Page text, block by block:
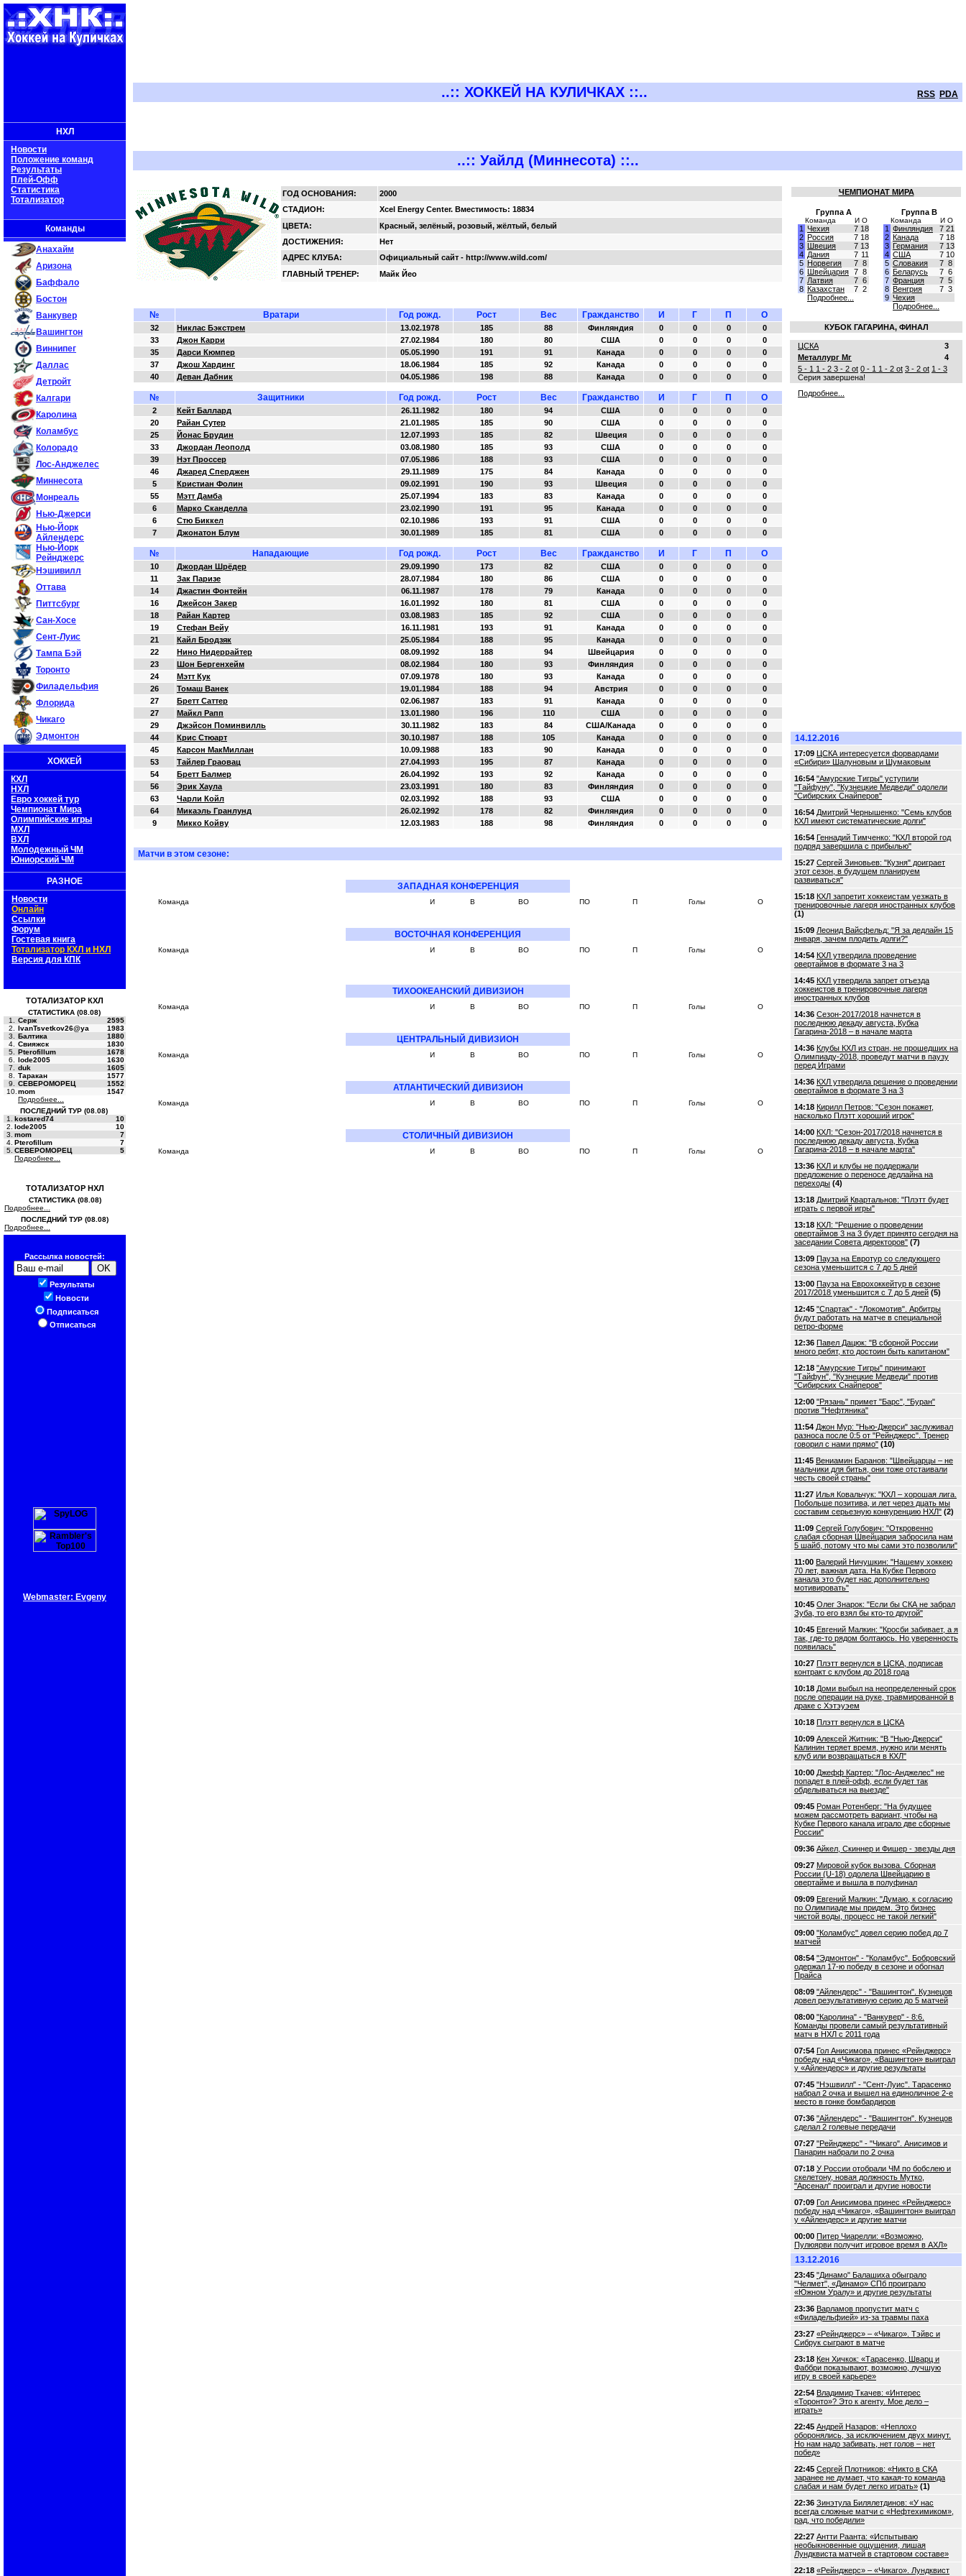
НХЛ
Новости
Положение команд
Результаты
Плей-Офф
Статистика
Тотализатор
Команды
Анахайм
Аризона
Баффало
Бостон
Ванкувер
Вашингтон
Виннипег
Даллас
Детройт
Калгари
Каролина
Коламбус
Колорадо
Лос-Анджелес
Миннесота
Монреаль
Нью-Джерси
Нью-Йорк
Айлендерс
Нью-Йорк
Рейнджерс
Нэшивилл
Оттава
Питтсбург
Сан-Хосе
Сент-Луис
Тампа Бэй
Торонто
Филадельфия
Флорида
Чикаго
Эдмонтон
ХОККЕЙ
КХЛ
НХЛ
Евро хоккей тур
Чемпионат Мира
Олимпийские игры
МХЛ
ВХЛ
Молодежный ЧМ
Юниорский ЧМ
РАЗНОЕ
Новости
Онлайн
Ссылки
Форум
Гостевая книга
Тотализатор КХЛ и НХЛ
Версия для КПК
ТОТАЛИЗАТОР КХЛ
СТАТИСТИКА (08.08)
1.
Серж
2595
2.
IvanTsvetkov26@ya
1983
3.
Балтика
1880
4.
Свияжск
1830
5.
Pterofillum
1678
6.
lode2005
1630
7.
duk
1605
8.
Таракан
1577
9.
СЕВЕРОМОРЕЦ
1552
10. mom
1547
Подробнее...
ПОСЛЕДНИЙ ТУР (08.08)
1.
kostared74
10
2. lode2005
10
3. mom
7
4. Pterofillum
7
5. СЕВЕРОМОРЕЦ
5
Подробнее...
ТОТАЛИЗАТОР НХЛ
СТАТИСТИКА (08.08)
Подробнее...
ПОСЛЕДНИЙ ТУР (08.08)
Подробнее...
Рассылка новостей:
Результаты
Новости
Подписаться
Отписаться
Webmaster: Evgeny
..:: ХОККЕЙ НА КУЛИЧКАХ ::.. RSS PDA
..:: Уайлд (Миннесота) ::..
ГОД ОСНОВАНИЯ:
2000
СТАДИОН:
Xcel Energy Center. Вместимость: 18834
ЦВЕТА:
Красный, зелёный, розовый, жёлтый, белый
ДОСТИЖЕНИЯ:
Нет
АДРЕС КЛУБА:
Официальный сайт - http://www.wild.com/
ГЛАВНЫЙ ТРЕНЕР:
Майк Йео
№ Вратари Год рожд. Рост Вес Гражданство И Г П О
32 Никлас Бэкстрем 13.02.1978 185 88 Финляндия 0 0 0
0
33
Джон Карри 27.02.1984 180 80 США 0 0 0
0
35
Дарси Кюмпер 05.05.1990 191 91 Канада 0 0 0
0
37
Джош Хардинг 18.06.1984 185 92 Канада 0 0 0
0
40
Деван Дабник 04.05.1986 198 88 Канада 0 0 0 0
№ Защитники Год рожд. Рост Вес Гражданство И Г П О
2 Кейт Баллард 26.11.1982 180 94 США 0 0 0
0
20
Райан Сутер 21.01.1985 185 90 США 0 0 0
0
25
Йонас Брудин 12.07.1993 185 82 Швеция 0 0 0
0
33
Джордан Леополд 03.08.1980 185 93 США 0 0 0
0
39
Нэт Проссер 07.05.1986 188 93 США 0 0 0
0
46
Джаред Сперджен 29.11.1989 175 84 Канада 0 0 0
0
5
Кристиан Фолин 09.02.1991 190 93 Швеция 0 0 0
0
55
Мэтт Дамба 25.07.1994 183 83 Канада 0 0 0
0
6
Марко Сканделла 23.02.1990 191 95 Канада 0 0 0
0
6
Стю Биккел 02.10.1986 193 91 США 0 0 0
0
7
Джонатон Блум 30.01.1989 185 81 США 0 0 0 0
№ Нападающие Год рожд. Рост Вес Гражданство И Г П О
10 Джордан Шрёдер 29.09.1990 173 82 США 0 0 0
0
11
Зак Паризе 28.07.1984 180 86 США 0 0 0
0
14
Джастин Фонтейн 06.11.1987 178 79 Канада 0 0 0
0
16
Джейсон Закер 16.01.1992 180 81 США 0 0 0
0
18
Райан Картер 03.08.1983 185 92 США 0 0 0
0
19
Стефан Вейу 16.11.1981 193 91 Канада 0 0 0
0
21
Кайл Бродзяк 25.05.1984 188 95 Канада 0 0 0
0
22
Нино Нидеррайтер 08.09.1992 188 94 Швейцария 0 0 0
0
23
Шон Бергенхейм 08.02.1984 180 93 Финляндия 0 0 0
0
24
Мэтт Кук 07.09.1978 180 93 Канада 0 0 0
0
26
Томаш Ванек 19.01.1984 188 94 Австрия 0 0 0
0
27
Бретт Саттер 02.06.1987 183 91 Канада 0 0 0
0
27
Майкл Рапп 13.01.1980 196 110 США 0 0 0
0
29
Джэйсон Поминвилль 30.11.1982 183 84 США/Канада 0 0 0
0
44
Крис Стюарт 30.10.1987 188 105 Канада 0 0 0
0
45
Карсон МакМиллан 10.09.1988 183 90 Канада 0 0 0
0
53
Тайлер Граовац 27.04.1993 195 87 Канада 0 0 0
0
54
Бретт Балмер 26.04.1992 193 92 Канада 0 0 0
0
56
Эрик Хаула 23.03.1991 180 83 Финляндия 0 0 0
0
63
Чарли Койл 02.03.1992 188 93 США 0 0 0
0
64
Микаэль Гранлунд 26.02.1992 178 82 Финляндия 0 0 0
0
9
Микко Койву 12.03.1983 188 98 Финляндия 0 0 0 0
Матчи в этом сезоне:
ЗАПАДНАЯ КОНФЕРЕНЦИЯ
Команда И В ВО ПО П Голы О
ВОСТОЧНАЯ КОНФЕРЕНЦИЯ
Команда И В ВО ПО П Голы О
ТИХООКЕАНСКИЙ ДИВИЗИОН
Команда И В ВО ПО П Голы О
ЦЕНТРАЛЬНЫЙ ДИВИЗИОН
Команда И В ВО ПО П Голы О
АТЛАНТИЧЕСКИЙ ДИВИЗИОН
Команда И В ВО ПО П Голы О
СТОЛИЧНЫЙ ДИВИЗИОН
Команда И В ВО ПО П Голы О
ЧЕМПИОНАТ МИРА
Группа A
Команда И О
1 Чехия 7 18
2 Россия 7 18
3 Швеция 7 13
4 Дания 7 11
5 Норвегия 7 8
6 Швейцария 7 8
7 Латвия 7 6
8 Казахстан 7 2
Подробнее...
Группа B
Команда И О
1 Финляндия 7 21
2 Канада 7 18
3 Германия 7 13
4 США 7 10
5 Словакия 7 8
6 Беларусь 7 6
7 Франция 7 5
8 Венгрия 7 3
9 Чехия
Подробнее...
КУБОК ГАГАРИНА, ФИНАЛ
ЦСКА
3
Металлург Мг
4
5 - 1 1 - 2 3 - 2 ot 0 - 1 1 - 2 ot 3 - 2 ot 1 - 3
Серия завершена!
Подробнее...
14.12.2016
17:09 ЦСКА интересуется форвардами
«Сибири» Шалуновым и Шумаковым
16:54 "Амурские Тигры" уступили
"Тайфуну", "Кузнецкие Медведи" одолели
"Сибирских Снайперов"
16:54 Дмитрий Чернышенко: "Семь клубов
КХЛ имеют систематические долги"
16:54 Геннадий Тимченко: "КХЛ второй год
подряд завершила с прибылью"
15:27 Сергей Зиновьев: "Кузня" доиграет
этот сезон, в будущем планируем
развиваться"
15:18 КХЛ запретит хоккеистам уезжать в
тренировочные лагеря иностранных клубов
(1)
15:09 Леонид Вайсфельд: "Я за дедлайн 15
января, зачем плодить долги?"
14:54 КХЛ утвердила проведение
овертаймов в формате 3 на 3
14:45 КХЛ утвердила запрет отъезда
хоккеистов в тренировочные лагеря
иностранных клубов
14:36 Сезон-2017/2018 начнется в
последнюю декаду августа, Кубка
Гагарина-2018 – в начале марта
14:36 Клубы КХЛ из стран, не прошедших на
Олимпиаду-2018, проведут матчи в паузу
перед Играми
14:36 КХЛ утвердила решение о проведении
овертаймов в формате 3 на 3
14:18 Кирилл Петров: "Сезон покажет,
насколько Плэтт хороший игрок"
14:00 КХЛ: "Сезон-2017/2018 начнется в
последнюю декаду августа, Кубка
Гагарина-2018 – в начале марта"
13:36 КХЛ и клубы не поддержали
предложение о переносе дедлайна на
переходы (4)
13:18 Дмитрий Квартальнов: "Плэтт будет
играть с первой игры"
13:18 КХЛ: "Решение о проведении
овертаймов 3 на 3 будет принято сегодня на
заседании Совета директоров" (7)
13:09 Пауза на Евротур со следующего
сезона уменьшится с 7 до 5 дней
13:00 Пауза на Еврохоккейтур в сезоне
2017/2018 уменьшится с 7 до 5 дней (5)
12:45 "Спартак" - "Локомотив". Арбитры
будут работать на матче в специальной
ретро-форме
12:36 Павел Дацюк: "В сборной России
много ребят, кто достоин быть капитаном"
12:18 "Амурские Тигры" принимают
"Тайфун", "Кузнецкие Медведи" против
"Сибирских Снайперов"
12:00 "Рязань" примет "Барс", "Буран"
против "Нефтяника"
11:54 Джон Мур: "Нью-Джерси" заслуживал
разноса после 0:5 от "Рейнджерс". Тренер
говорил с нами прямо" (10)
11:45 Вениамин Баранов: "Швейцарцы – не
мальчики для битья, они тоже отстаивали
честь своей страны"
11:27 Илья Ковальчук: "КХЛ – хорошая лига.
Побольше позитива, и лет через дцать мы
составим серьезную конкуренцию НХЛ" (2)
11:09 Сергей Голубович: "Откровенно
слабая сборная Швейцария забросила нам
5 шайб, потому что мы сами это позволили"
11:00 Валерий Ничушкин: "Нашему хоккею
70 лет, важная дата. На Кубке Первого
канала это будет нас дополнительно
мотивировать"
10:45 Олег Знарок: "Если бы СКА не забрал
Зуба, то его взял бы кто-то другой"
10:45 Евгений Малкин: "Кросби забивает, а я
так, где-то рядом болтаюсь. Но уверенность
появилась"
10:27 Плэтт вернулся в ЦСКА, подписав
контракт с клубом до 2018 года
10:18 Доми выбыл на неопределенный срок
после операции на руке, травмированной в
драке с Хэтэуэем
10:18 Плэтт вернулся в ЦСКА
10:09 Алексей Житник: "В "Нью-Джерси"
Калинин теряет время, нужно или менять
клуб или возвращаться в КХЛ"
10:00 Джефф Картер: "Лос-Анджелес" не
попадет в плей-офф, если будет так
обделываться на выезде"
09:45 Роман Ротенберг: "На будущее
можем рассмотреть вариант, чтобы на
Кубке Первого канала играло две сборные
России"
09:36 Айкел, Скиннер и Фишер - звезды дня
09:27 Мировой кубок вызова. Сборная
России (U-18) одолела Швейцарию в
овертайме и вышла в полуфинал
09:09 Евгений Малкин: "Думаю, к согласию
по Олимпиаде мы придем. Это бизнес
чистой воды, процесс не такой легкий"
09:00 "Коламбус" довел серию побед до 7
матчей
08:54 "Эдмонтон" - "Коламбус". Бобровский
одержал 17-ю победу в сезоне и обогнал
Прайса
08:09 "Айлендерс" - "Вашингтон". Кузнецов
довел результативную серию до 5 матчей
08:00 "Каролина" - "Ванкувер" - 8:6.
Команды провели самый результативный
матч в НХЛ с 2011 года
07:54 Гол Анисимова принес «Рейнджерс»
победу над «Чикаго», «Вашингтон» выиграл
у «Айлендерс» и другие результаты
07:45 "Нэшвилл" - "Сент-Луис". Тарасенко
набрал 2 очка и вышел на единоличное 2-е
место в гонке бомбардиров
07:36 "Айлендерс" - "Вашингтон". Кузнецов
сделал 2 голевые передачи
07:27 "Рейнджерс" - "Чикаго". Анисимов и
Панарин набрали по 2 очка
07:18 У России отобрали ЧМ по бобслею и
скелетону, новая должность Мутко,
"Арсенал" проиграл и другие новости
07:09 Гол Анисимова принес «Рейнджерс»
победу над «Чикаго», «Вашингтон» выиграл
у «Айлендерс» и другие матчи
00:00 Питер Чиарелли: «Возможно,
Пулюярви получит игровое время в АХЛ»
13.12.2016
23:45 "Динамо" Балашиха обыграло
"Челмет", «Динамо» СПб проиграло
«Южном Уралу» и другие результаты
23:36 Варламов пропустит матч с
«Филадельфией» из-за травмы паха
23:27 «Рейнджерс» – «Чикаго». Тэйвс и
Сибрук сыграют в матче
23:18 Кен Хичкок: «Тарасенко, Шварц и
Фаббри показывают, возможно, лучшую
игру в своей карьере»
22:54 Владимир Ткачев: «Интерес
«Торонто»? Это к агенту. Мое дело –
играть»
22:45 Андрей Назаров: «Неплохо
оборонялись, за исключением двух минут.
Но нам надо забивать, нет голов – нет
побед»
22:45 Сергей Плотников: «Никто в СКА
заранее не думает, что какая-то команда
слабая и нам будет легко играть» (1)
22:36 Зинэтула Билялетдинов: «У нас
всегда сложные матчи с «Нефтехимиком»,
рад, что победили»
22:27 Антти Раанта: «Испытываю
необыкновенные ощущения, лишая
Лундквиста матчей в стартовом составе»
22:18 «Рейнджерс» – «Чикаго». Лундквист